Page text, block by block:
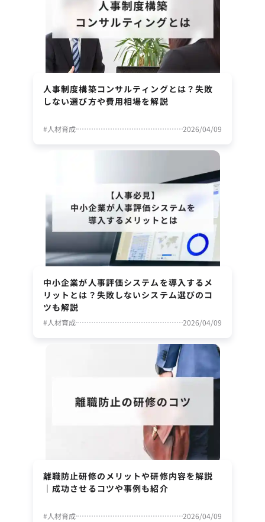
人事制度構築コンサルティングとは？失敗
しない選び方や費用相場を解説
#人材育成 2026/04/09
中小企業が人事評価システムを導入するメ
リットとは？失敗しないシステム選びのコ
ツも解説
#人材育成 2026/04/09
離職防止研修のメリットや研修内容を解説
｜成功させるコツや事例も紹介
#人材育成 2026/04/09